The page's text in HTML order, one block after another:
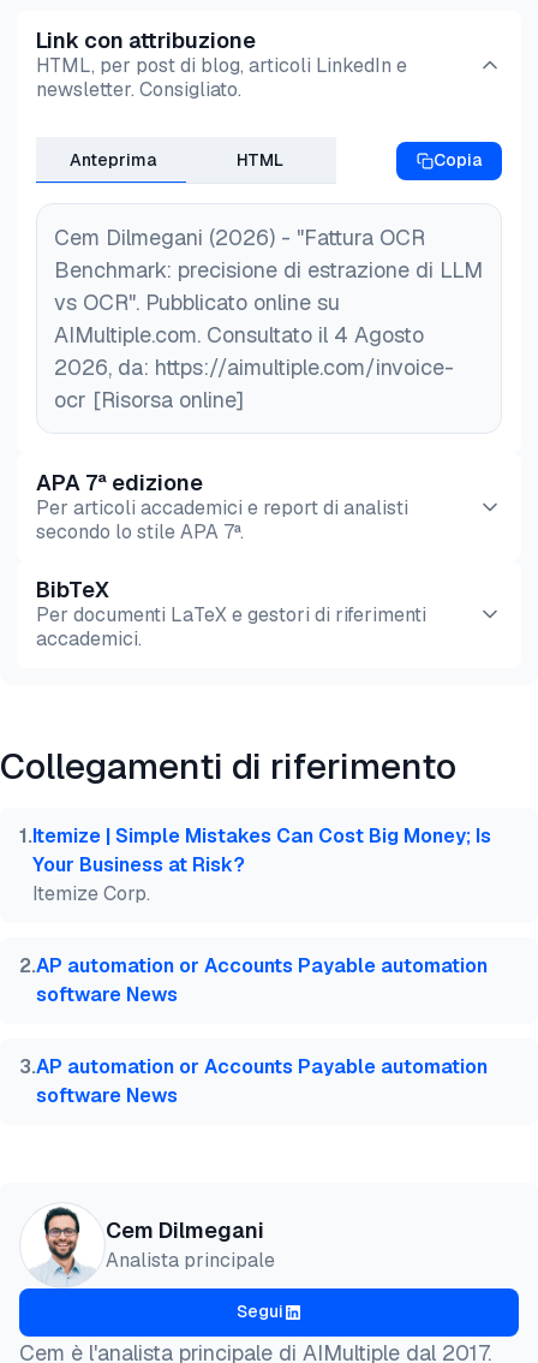
Link con attribuzione
HTML, per post di blog, articoli LinkedIn e
newsletter. Consigliato.
Anteprima HTML Copia
Cem Dilmegani (2026) - "Fattura OCR
Benchmark: precisione di estrazione di LLM
vs OCR". Pubblicato online su
AIMultiple.com. Consultato il 4 Agosto
2026, da: https://aimultiple.com/invoice-
ocr [Risorsa online]
APA 7ª edizione
Per articoli accademici e report di analisti
secondo lo stile APA 7ª.
Anteprima
BibTeX
Per documenti LaTeX e gestori di riferimenti
accademici.
@misc{dilmegani2026,
title  = {{Fattura OCR Benchmark: precisione di
  month  = aug,
howpublished    = {\url{https://aimultiple.com/
Collegamenti di riferimento
1.Itemize | Simple Mistakes Can Cost Big Money; Is
Your Business at Risk?
Itemize Corp.
2.AP automation or Accounts Payable automation
software News
3.AP automation or Accounts Payable automation
software News
Cem Dilmegani
Analista principale
Segui
Cem è l'analista principale di AIMultiple dal 2017.